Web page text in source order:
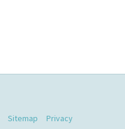
Sitemap Privacy